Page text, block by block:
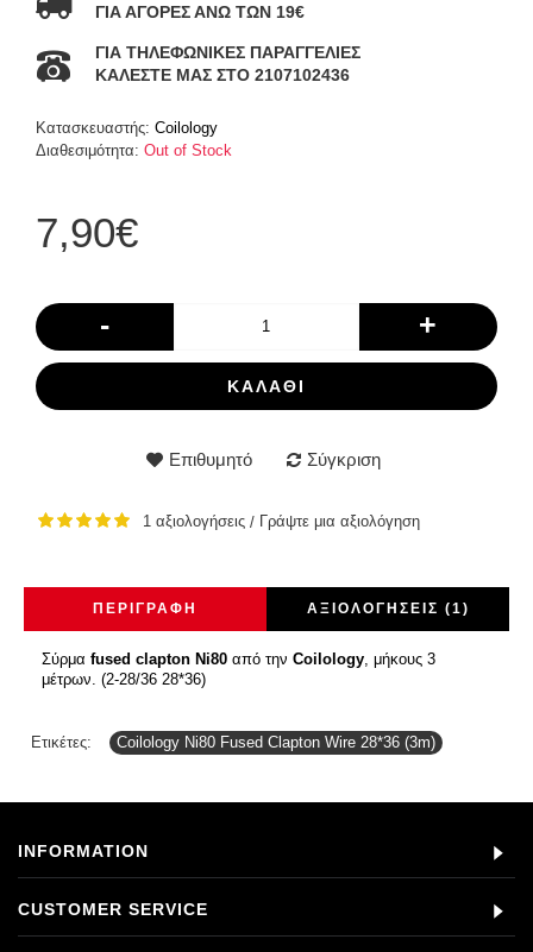
ΓΙΑ ΑΓΟΡΕΣ ΑΝΩ ΤΩΝ 19€
ΓΙΑ ΤΗΛΕΦΩΝΙΚΕΣ ΠΑΡΑΓΓΕΛΙΕΣ
ΚΑΛΕΣΤΕ ΜΑΣ ΣΤΟ 2107102436
Κατασκευαστής: Coilology
Διαθεσιμότητα: Out of Stock
7,90€
- +
ΚΑΛΆΘΙ
Επιθυμητό Σύγκριση
1 αξιολογήσεις / Γράψτε μια αξιολόγηση
ΠΕΡΙΓΡΑΦΉ ΑΞΙΟΛΟΓΉΣΕΙΣ (1)
Σύρμα fused clapton Ni80 από την Coilology , μήκους 3
μέτρων. (2-28/36 28*36)
Ετικέτες: Coilology Ni80 Fused Clapton Wire 28*36 (3m)
INFORMATION
CUSTOMER SERVICE